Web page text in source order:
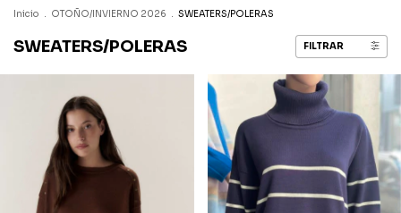
Inicio . OTOÑO/INVIERNO 2026 . SWEATERS/POLERAS
SWEATERS/POLERAS FILTRAR